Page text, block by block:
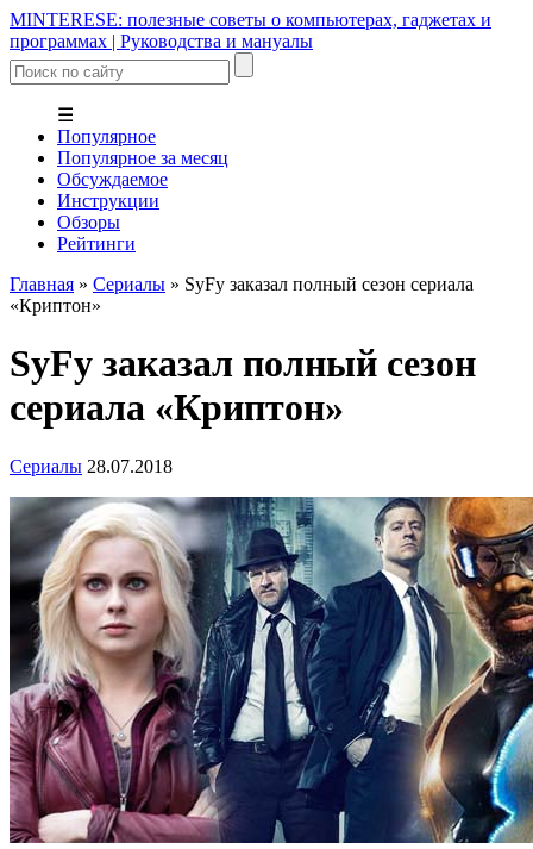
MINTERESE: полезные советы о компьютерах, гаджетах и
программах | Руководства и мануалы
☰
Популярное
Популярное за месяц
Обсуждаемое
Инструкции
Обзоры
Рейтинги
Главная » Сериалы » SyFy заказал полный сезон сериала
«Криптон»
SyFy заказал полный сезон
сериала «Криптон»
Сериалы 28.07.2018